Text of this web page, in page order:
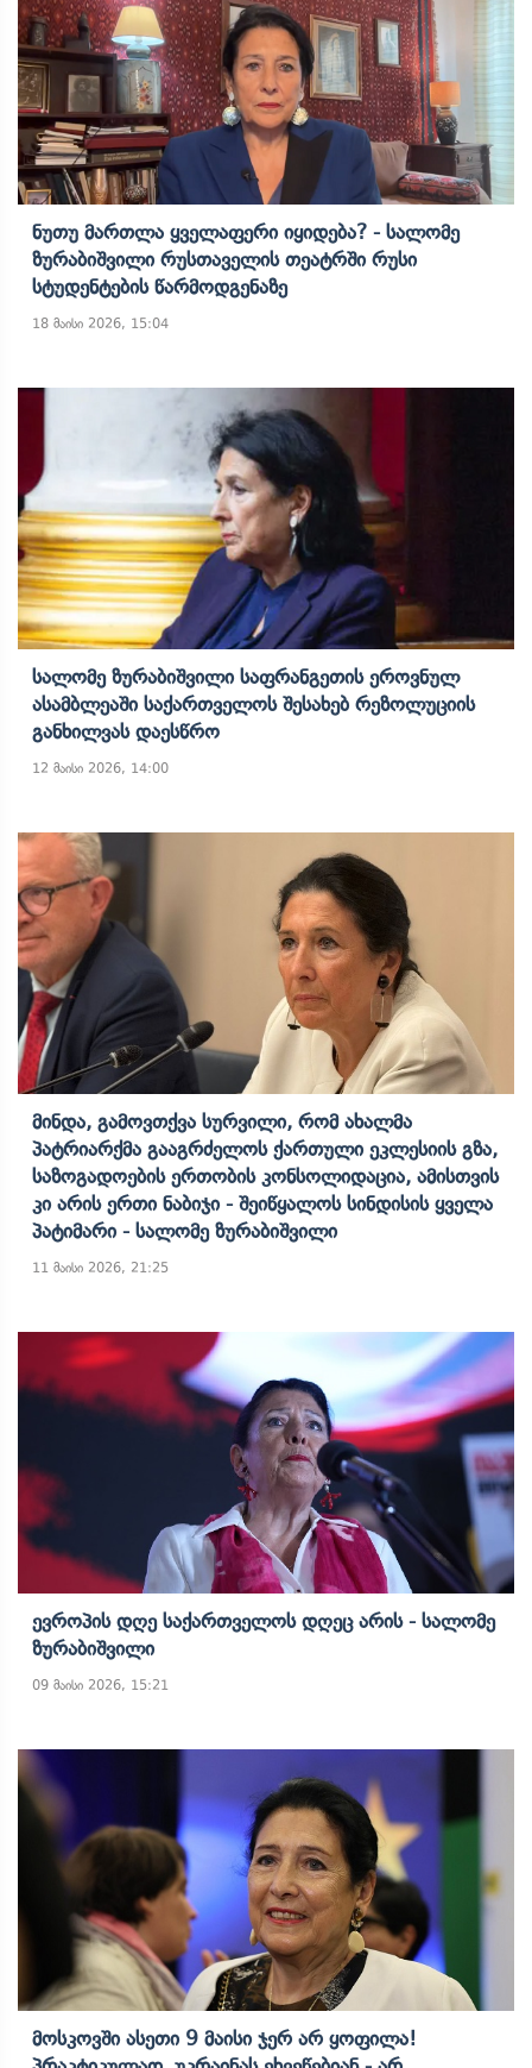
Ნუთუ Მართლა Ყველაფერი Იყიდება? - Სალომე
Ზურაბიშვილი Რუსთაველის Თეატრში Რუსი
Სტუდენტების Წარმოდგენაზე
18 მაისი 2026, 15:04
Სალომე Ზურაბიშვილი Საფრანგეთის Ეროვნულ
Ასამბლეაში Საქართველოს Შესახებ Რეზოლუციის
Განხილვას Დაესწრო
12 მაისი 2026, 14:00
Მინდა, Გამოვთქვა Სურვილი, Რომ Ახალმა
Პატრიარქმა Გააგრძელოს Ქართული Ეკლესიის Გზა,
Საზოგადოების Ერთობის Კონსოლიდაცია, Ამისთვის
Კი Არის Ერთი Ნაბიჯი - Შეიწყალოს Სინდისის Ყველა
Პატიმარი - Სალომე Ზურაბიშვილი
11 მაისი 2026, 21:25
Ევროპის Დღე Საქართველოს Დღეც Არის - Სალომე
Ზურაბიშვილი
09 მაისი 2026, 15:21
Მოსკოვში Ასეთი 9 Მაისი Ჯერ Არ Ყოფილა!